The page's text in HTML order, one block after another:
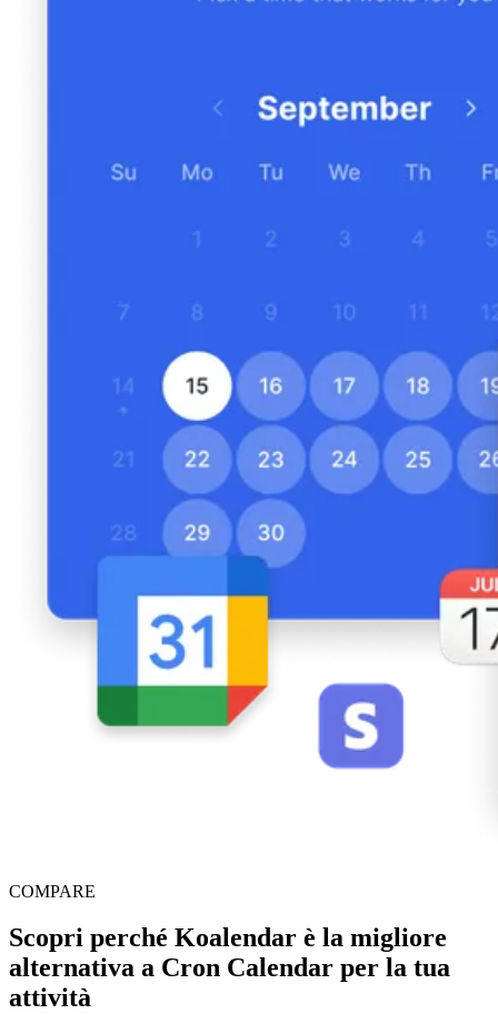
COMPARE
Scopri perché Koalendar è la migliore
alternativa a Cron Calendar per la tua
attività